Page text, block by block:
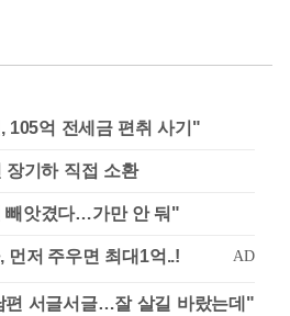
105억 전세금 편취 사기"
장기하 직접 소환
빼앗겼다…가만 안 둬"
편 서글서글…잘 살길 바랐는데"